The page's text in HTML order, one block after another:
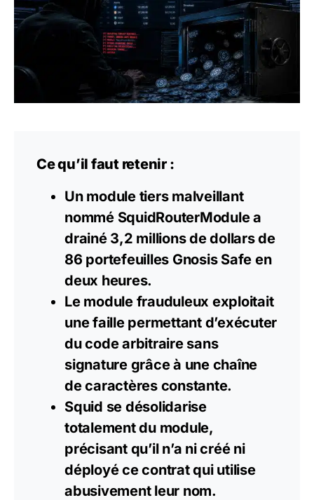
Ce qu’il faut retenir :
Un module tiers malveillant
nommé SquidRouterModule a
drainé 3,2 millions de dollars de
86 portefeuilles Gnosis Safe en
deux heures.
Le module frauduleux exploitait
une faille permettant d’exécuter
du code arbitraire sans
signature grâce à une chaîne
de caractères constante.
Squid se désolidarise
totalement du module,
précisant qu’il n’a ni créé ni
déployé ce contrat qui utilise
abusivement leur nom.